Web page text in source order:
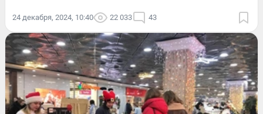
24 декабря, 2024, 10:40 22 033 43